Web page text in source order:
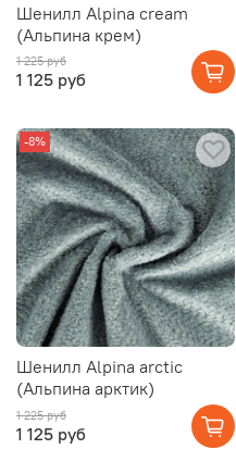
Шенилл Alpina cream
(Альпина крем)
1 225 руб
1 125 руб
-8%
Шенилл Alpina arctic
(Альпина арктик)
1 225 руб
1 125 руб